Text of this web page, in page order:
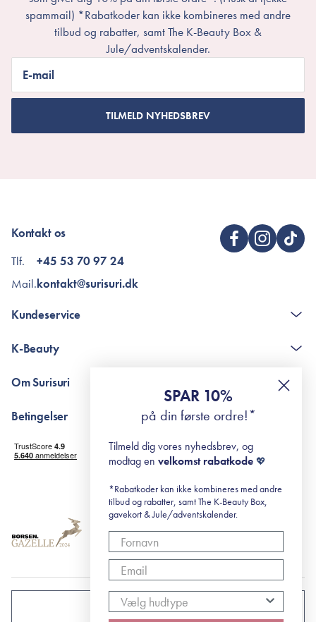
spammail) *Rabatkoder kan ikke kombineres med andre
tilbud og rabatter, samt The K-Beauty Box &
Jule/adventskalender.
E-mail
TILMELD NYHEDSBREV
Kontakt os
Tlf.
Mail.
+45 53 70 97 24
kontakt@surisuri.dk
Kundeservice
The K-Beauty Box - spørgsmål og svar
RE-ZIP
K-Beauty
Retinol for begyndere
surisuri's mini guide til rosacea
Om Surisuri
Black Friday
Betingelser
Levering og returnering
Handelsbetingelser
Abonnementsbetingelser
DANMARK
SPAR 10%
på din første ordre!*
Tilmeld dig vores nyhedsbrev, og
modtag en velkomst rabatkode 💖
*Rabatkoder kan ikke kombineres med andre
tilbud og rabatter, samt The K-Beauty Box,
gavekort & Jule/adventskalender.